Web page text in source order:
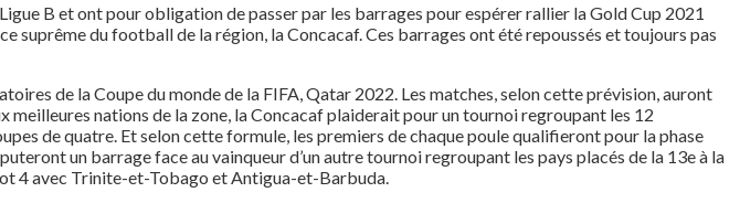
B et ont pour obligation de passer par les barrages pour espérer rallier la Gold Cup 2021
du football de la région, la Concacaf. Ces barrages ont été repoussés et toujours pas
de la Coupe du monde de la FIFA, Qatar 2022. Les matches, selon cette prévision, auront
meilleures nations de la zone, la Concacaf plaiderait pour un tournoi regroupant les 12
de quatre. Et selon cette formule, les premiers de chaque poule qualifieront pour la phase
un barrage face au vainqueur d’un autre tournoi regroupant les pays placés de la 13e à la
4 avec Trinite-et-Tobago et Antigua-et-Barbuda.